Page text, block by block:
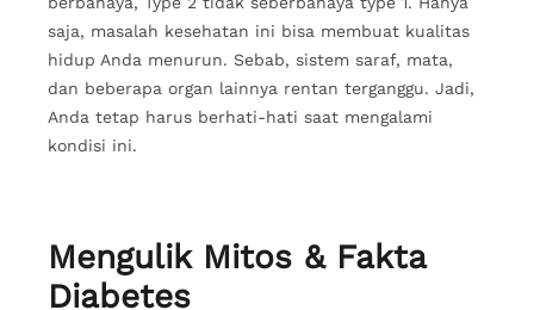
saja, masalah kesehatan ini bisa membuat kualitas
hidup Anda menurun. Sebab, sistem saraf, mata,
dan beberapa organ lainnya rentan terganggu. Jadi,
Anda tetap harus berhati-hati saat mengalami
kondisi ini.
Mengulik Mitos & Fakta
Diabetes